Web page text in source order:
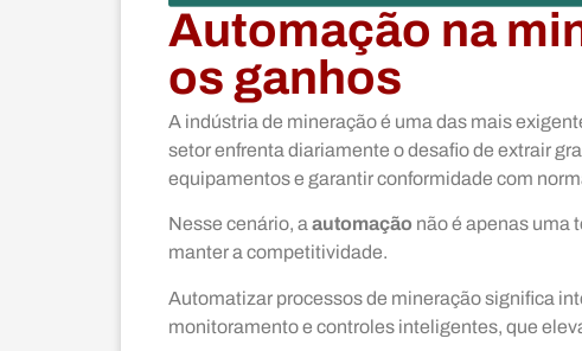
Automação na
os ganhos
A indústria de mineração é uma das mais
setor enfrenta diariamente o desafio de extrair
equipamentos e garantir conformidade com
Nesse cenário, a automação não é apenas uma
manter a competitividade.
Automatizar processos de mineração significa
monitoramento e controles inteligentes, que